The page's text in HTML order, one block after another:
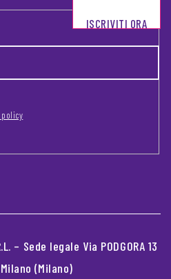
ISCRIVITI ORA
– Sede legale Via PODGORA 13
(Milano)